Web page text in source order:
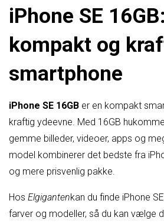
iPhone SE
kompakt og
smartphone
iPhone SE 16GB er en kompakt
kraftig ydeevne. Med 16GB
gemme billeder, videoer, apps og
model kombinerer det bedste fra
og mere prisvenlig pakke.
Hos Elgigantenkan du finde iPhone
farver og modeller, så du kan vælge